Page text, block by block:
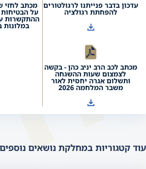
עדכון בדבר פנייתנו לרגולטורים
להפחתת רגולציה
מכתב לחזי
על
ההתקשרות
מכתב לכב הרב יניב כהן - בקשה
לצמצום שעות ההשגחה
ותשלום אגרה יחסית לאור
משבר המלחמה 2026
עוד קטגוריות במחלקת נושאים נוספים